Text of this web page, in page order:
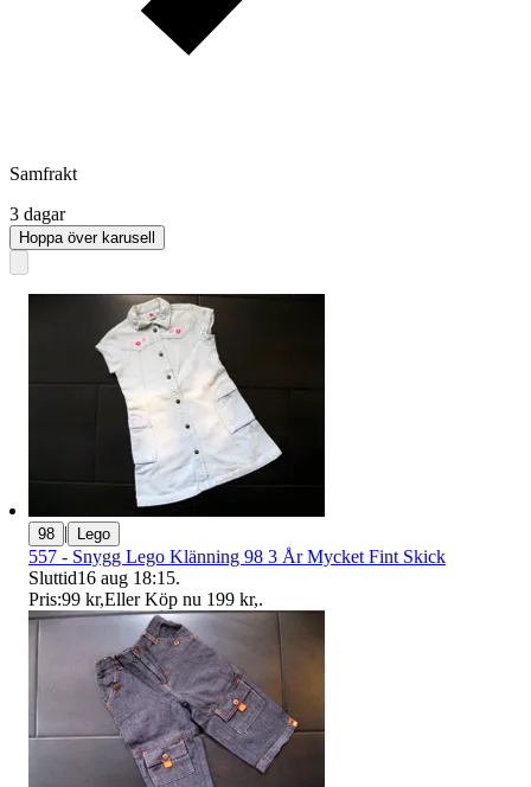
Samfrakt
3 dagar
Hoppa över karusell
98 | Lego
557 - Snygg Lego Klänning 98 3 År Mycket Fint Skick
Sluttid16 aug 18:15.
Pris:99 kr,Eller Köp nu 199 kr,.